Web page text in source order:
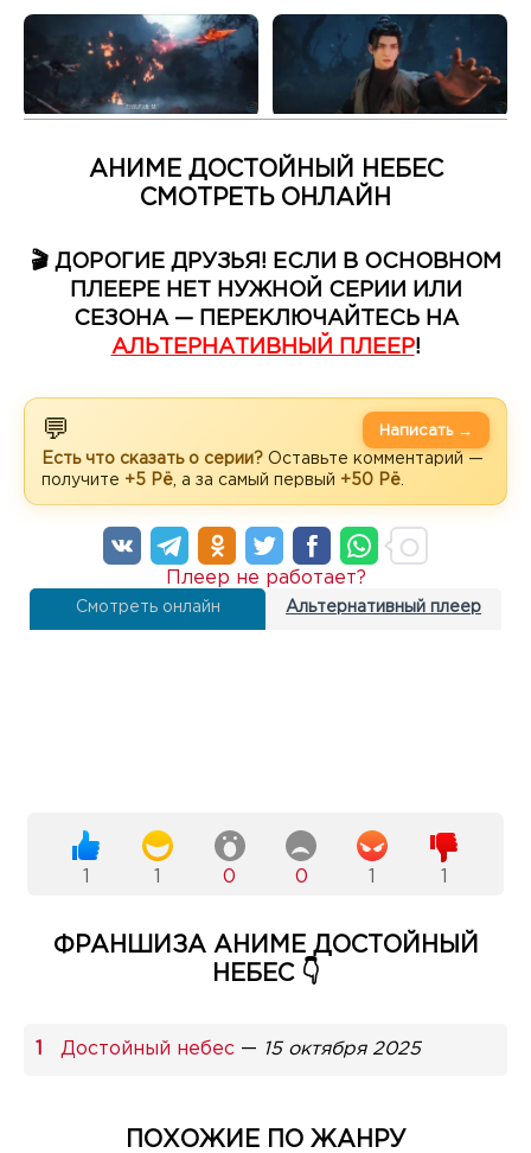
АНИМЕ ДОСТОЙНЫЙ НЕБЕС
СМОТРЕТЬ ОНЛАЙН
🎬 ДОРОГИЕ ДРУЗЬЯ! ЕСЛИ В ОСНОВНОМ
ПЛЕЕРЕ НЕТ НУЖНОЙ СЕРИИ ИЛИ
СЕЗОНА — ПЕРЕКЛЮЧАЙТЕСЬ НА
АЛЬТЕРНАТИВНЫЙ ПЛЕЕР!
💬
Есть что сказать о серии? Оставьте комментарий —
получите +5 Рё , а за самый первый +50 Рё
Написать →
Смотреть онлайн Альтернативный плеер
Плеер не работает?
0 0
ФРАНШИЗА АНИМЕ ДОСТОЙНЫЙ
НЕБЕС 👇
Достойный небес — 15 октября 2025
ПОХОЖИЕ ПО ЖАНРУ